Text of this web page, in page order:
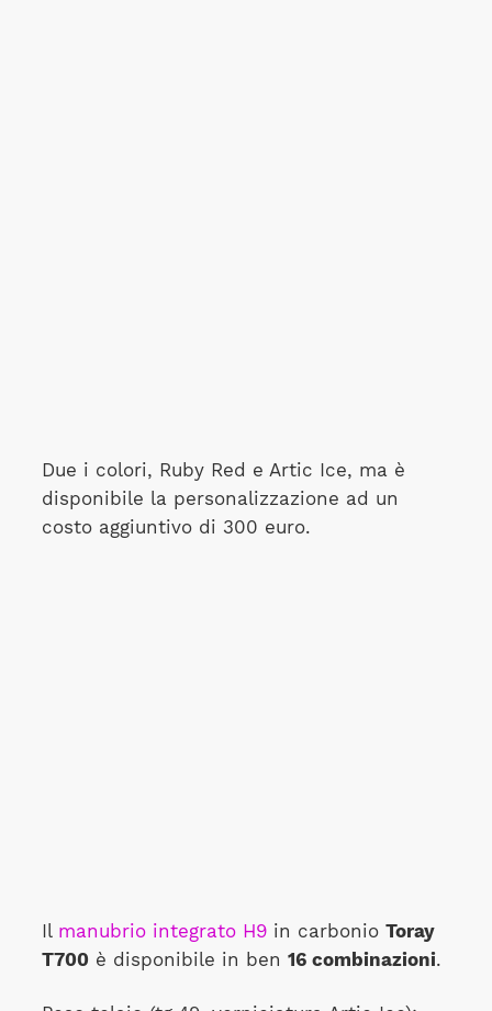
Due i colori, Ruby Red e Artic Ice, ma è
disponibile la personalizzazione ad un
costo aggiuntivo di 300 euro.
Il manubrio integrato H9in carbonio Toray
T700 è disponibile in ben 16 combinazioni.